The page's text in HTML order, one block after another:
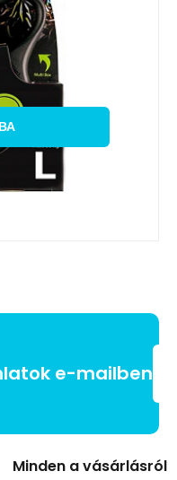
össze
e-mailben
Minden a vásárlásról